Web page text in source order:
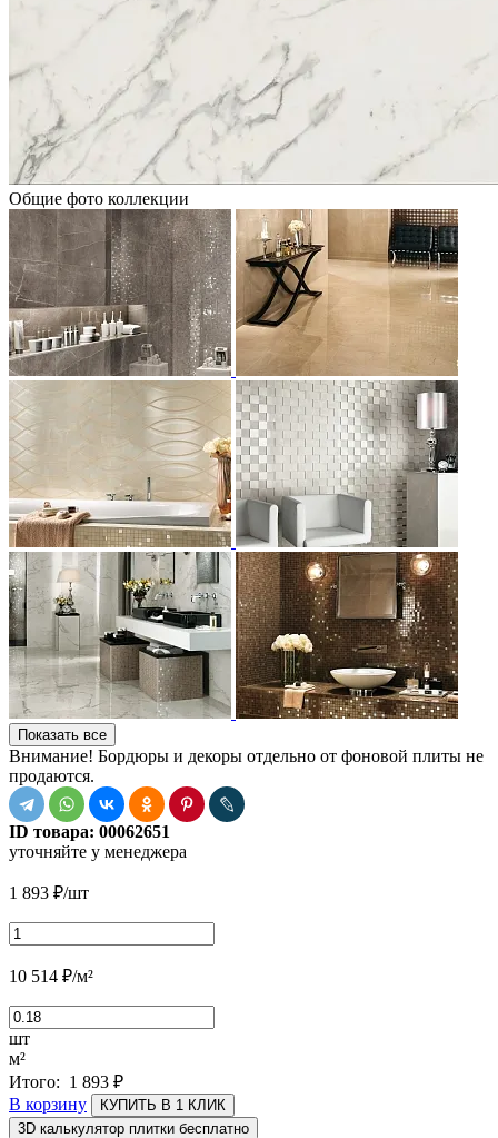
Общие фото коллекции
Показать все
Внимание! Бордюры и декоры отдельно от фоновой плиты не
продаются.
ID товара: 00062651
уточняйте у менеджера
1 893 ₽/шт
10 514 ₽/м²
шт
м²
Итого: 1 893 ₽
В корзину
КУПИТЬ В 1 КЛИК
3D калькулятор плитки бесплатно